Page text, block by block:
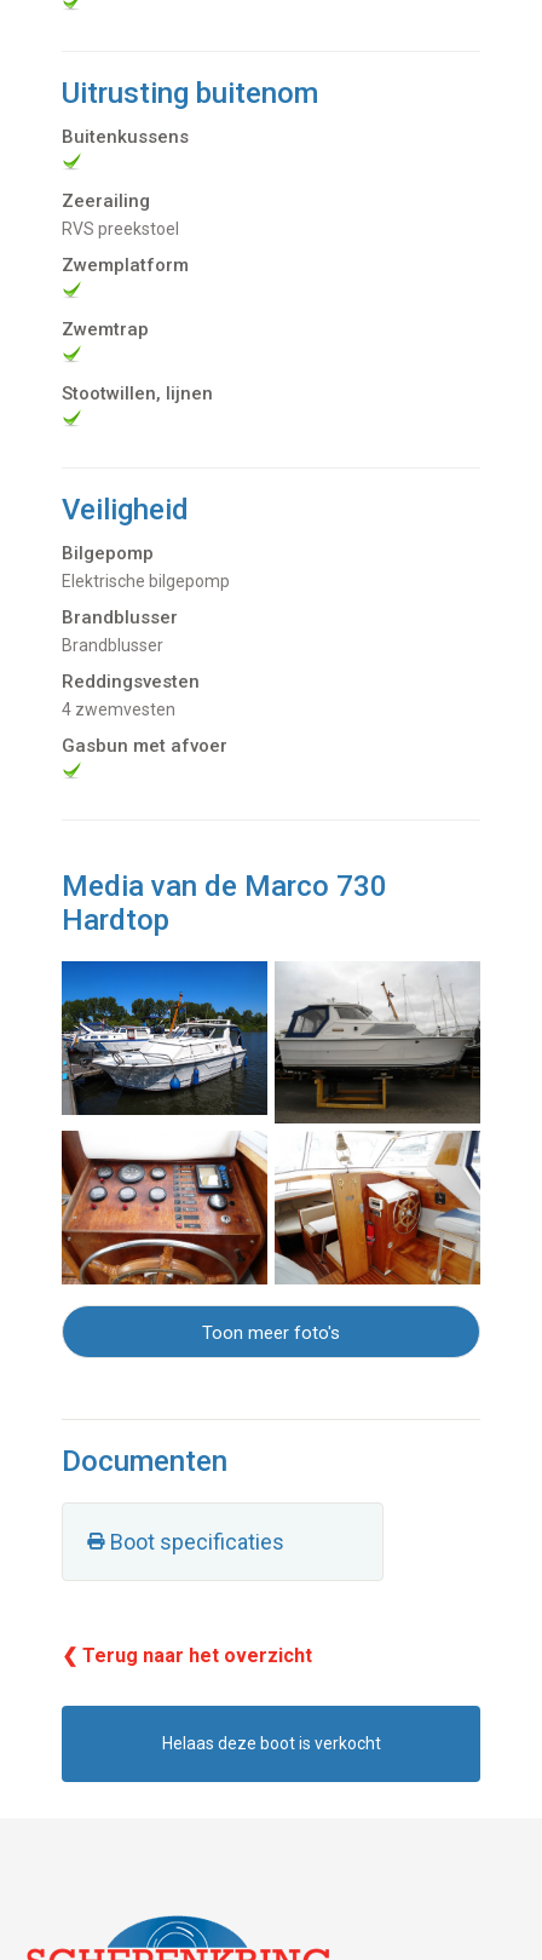
Uitrusting buitenom
Buitenkussens
Zeerailing
RVS preekstoel
Zwemplatform
Zwemtrap
Stootwillen, lijnen
Veiligheid
Bilgepomp
Elektrische bilgepomp
Brandblusser
Brandblusser
Reddingsvesten
4 zwemvesten
Gasbun met afvoer
Media van de Marco 730
Hardtop
Toon meer foto's
Documenten
Boot specificaties
❮ Terug naar het overzicht
Helaas deze boot is verkocht